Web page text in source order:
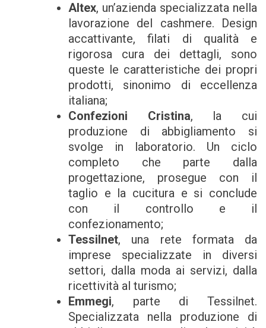
Altex, un’azienda specializzata nella
lavorazione del cashmere. Design
accattivante, filati di qualità e
rigorosa cura dei dettagli, sono
queste le caratteristiche dei propri
prodotti, sinonimo di eccellenza
italiana;
Confezioni Cristina, la cui
produzione di abbigliamento si
svolge in laboratorio. Un ciclo
completo che parte dalla
progettazione, prosegue con il
taglio e la cucitura e si conclude
con il controllo e il
confezionamento;
Tessilnet, una rete formata da
imprese specializzate in diversi
settori, dalla moda ai servizi, dalla
ricettività al turismo;
Emmegi, parte di Tessilnet.
Specializzata nella produzione di